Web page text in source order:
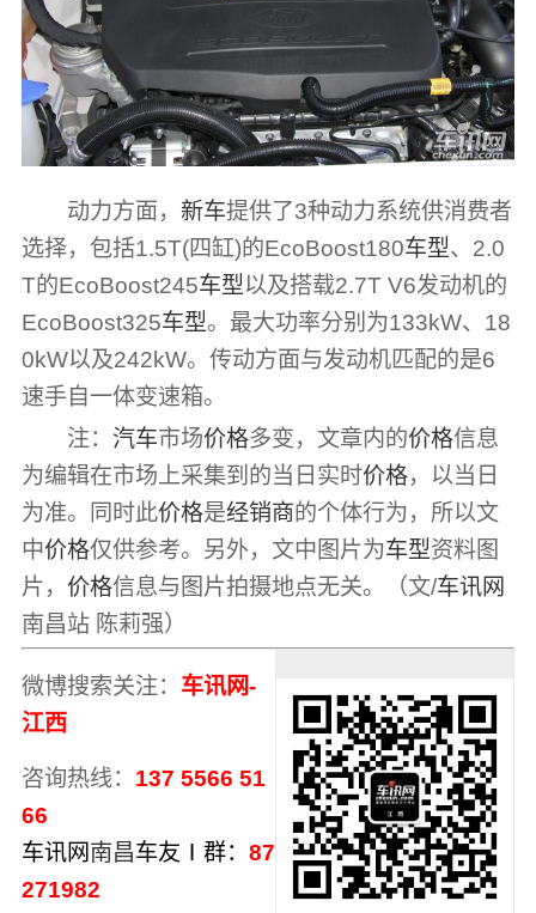
动力方面， 新车提供了3种动力系统供消费者
选择，包括1.5T(四缸)的EcoBoost180车型、2.0
T的EcoBoost245车型以及搭载2.7T V6发动机的
EcoBoost325车型。最大功率分别为133kW、18
0kW以及242kW。传动方面与发动机匹配的是6
速手自一体变速箱。
注： 汽车市场价格多变，文章内的价格信息
为编辑在市场上采集到的当日实时价格，以当日
为准。同时此价格是经销商的个体行为，所以文
中价格仅供参考。另外，文中图片为车型资料图
片， 价格信息与图片拍摄地点无关。（文/车讯网
南昌站 陈莉强）
微博搜索关注： 车讯网-
江西
咨询热线： 137 5566 51
66
车讯网南昌车友Ⅰ群： 87
271982